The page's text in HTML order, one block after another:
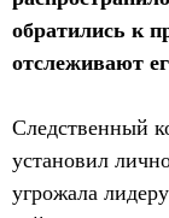
обратились к
отслеживают
Следственный
установил
угрожала